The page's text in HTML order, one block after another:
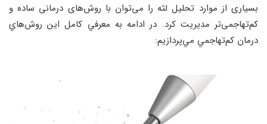
بسیاری از موارد تحلیل لثه را می‌توان با روش‌های درمانی ساده‌ و
کم‌تهاجمی‌تر مدیریت کرد. در ادامه به معرفي كامل اين روش‌هاي
درمان كم‌تهاجمي مي‌پردازيم: